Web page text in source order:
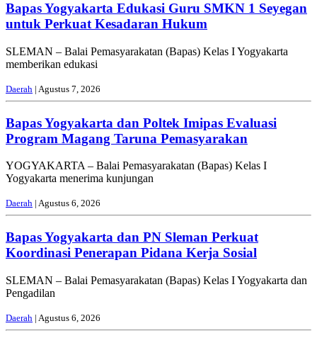
Bapas Yogyakarta Edukasi Guru SMKN 1 Seyegan
untuk Perkuat Kesadaran Hukum
SLEMAN – Balai Pemasyarakatan (Bapas) Kelas I Yogyakarta
memberikan edukasi
Daerah | Agustus 7, 2026
Bapas Yogyakarta dan Poltek Imipas Evaluasi
Program Magang Taruna Pemasyarakan
YOGYAKARTA – Balai Pemasyarakatan (Bapas) Kelas I
Yogyakarta menerima kunjungan
Daerah | Agustus 6, 2026
Bapas Yogyakarta dan PN Sleman Perkuat
Koordinasi Penerapan Pidana Kerja Sosial
SLEMAN – Balai Pemasyarakatan (Bapas) Kelas I Yogyakarta dan
Pengadilan
Daerah | Agustus 6, 2026